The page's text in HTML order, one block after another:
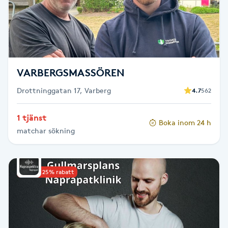
F
Face framing
Faceliftmassage
Fet hårbotten
Fettreducering
Fillers
Fotmassage
VARBERGSMASSÖREN
Drottninggatan 17, Varberg 4.7562
1 tjänst
matchar sökning
Boka inom 24 h
Upp till 25% rabatt